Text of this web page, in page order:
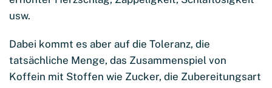
usw.
Dabei kommt es aber auf die Toleranz, die
tatsächliche Menge, das Zusammenspiel von
Koffein mit Stoffen wie Zucker, die Zubereitungsart